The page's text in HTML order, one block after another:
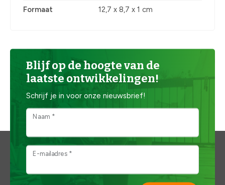
Formaat 12,7 x 8,7 x 1 cm
Blijf op de hoogte van de
laatste ontwikkelingen!
Schrijf je in voor onze nieuwsbrief!
Naam *
E-mailadres *